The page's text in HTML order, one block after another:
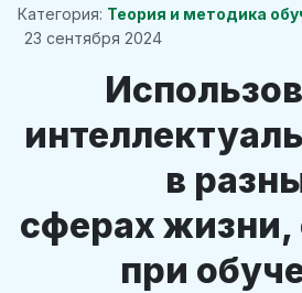
Категория: Теория и методика
23 сентября 2024
в
сферах жизни,
при